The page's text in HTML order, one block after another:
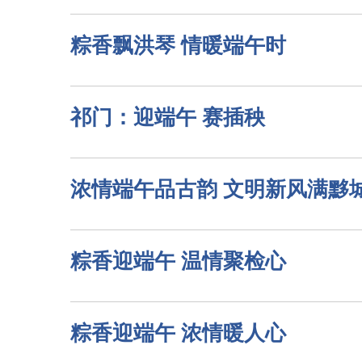
粽香飘洪琴 情暖端午时
祁门：迎端午 赛插秧
浓情端午品古韵 文明新风满黟
粽香迎端午 温情聚检心
粽香迎端午 浓情暖人心